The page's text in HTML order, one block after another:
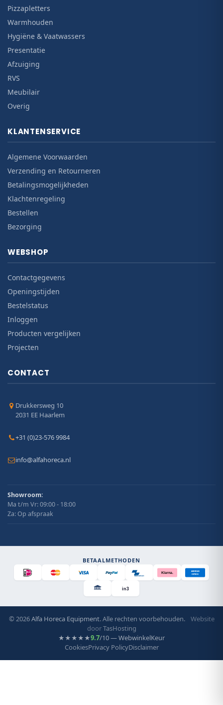
Pizzapletters
Warmhouden
Hygiëne & Vaatwassers
Presentatie
Afzuiging
RVS
Meubilair
Overig
KLANTENSERVICE
Algemene Voorwaarden
Verzending en Retourneren
Betalingsmogelijkheden
Klachtenregeling
Bestellen
Bezorging
WEBSHOP
Contactgegevens
Openingstijden
Bestelstatus
Inloggen
Producten vergelijken
Projecten
CONTACT
Drukkersweg 10
2031 EE Haarlem
+31 (0)23-576 9984
info@alfahoreca.nl
Showroom:
Ma t/m Vr: 09:00 - 18:00
Za: Op afspraak
BETAALMETHODEN
Bancontact
Klarna.
AMERICAN
EXPRESS
in3
© 2026Alfa Horeca Equipment. Alle rechten voorbehouden.
Website
doorTasHosting
★★★★★9.7/10 — WebwinkelKeur
CookiesPrivacy PolicyDisclaimer